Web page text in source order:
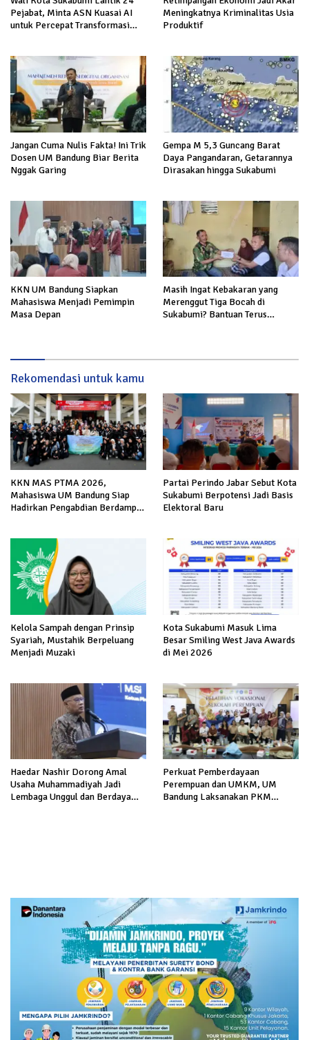
Pejabat, Minta ASN Kuasai AI
untuk Percepat Transformasi
Meningkatnya Kriminalitas Usia
Produktif
Jangan Cuma Nulis Fakta! Ini Trik
Dosen UM Bandung Biar Berita
Nggak Garing
Gempa M 5,3 Guncang Barat
Daya Pangandaran, Getarannya
Dirasakan hingga Sukabumi
KKN UM Bandung Siapkan
Mahasiswa Menjadi Pemimpin
Masa Depan
Masih Ingat Kebakaran yang
Merenggut Tiga Bocah di
Sukabumi? Bantuan Terus
Rekomendasi untuk kamu
KKN MAS PTMA 2026,
Mahasiswa UM Bandung Siap
Hadirkan Pengabdian Berdampak
Partai Perindo Jabar Sebut Kota
Sukabumi Berpotensi Jadi Basis
Elektoral Baru
Kelola Sampah dengan Prinsip
Syariah, Mustahik Berpeluang
Menjadi Muzaki
Kota Sukabumi Masuk Lima
Besar Smiling West Java Awards
di Mei 2026
Haedar Nashir Dorong Amal
Usaha Muhammadiyah Jadi
Lembaga Unggul dan Berdaya
Perkuat Pemberdayaan
Perempuan dan UMKM, UM
Bandung Laksanakan PKM